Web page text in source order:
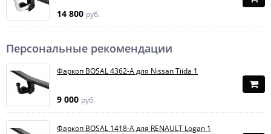
14 800 руб.
Персональные рекомендации
Фаркоп BOSAL 4362-A для Nissan Tiida 1
9 000 руб.
Фаркоп BOSAL 1418-A для RENAULT Logan 1